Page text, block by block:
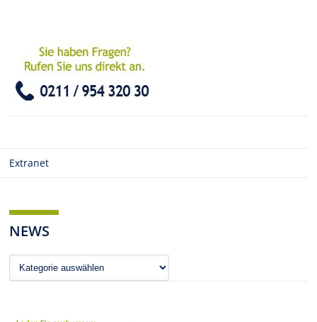
Extranet
NEWS
News